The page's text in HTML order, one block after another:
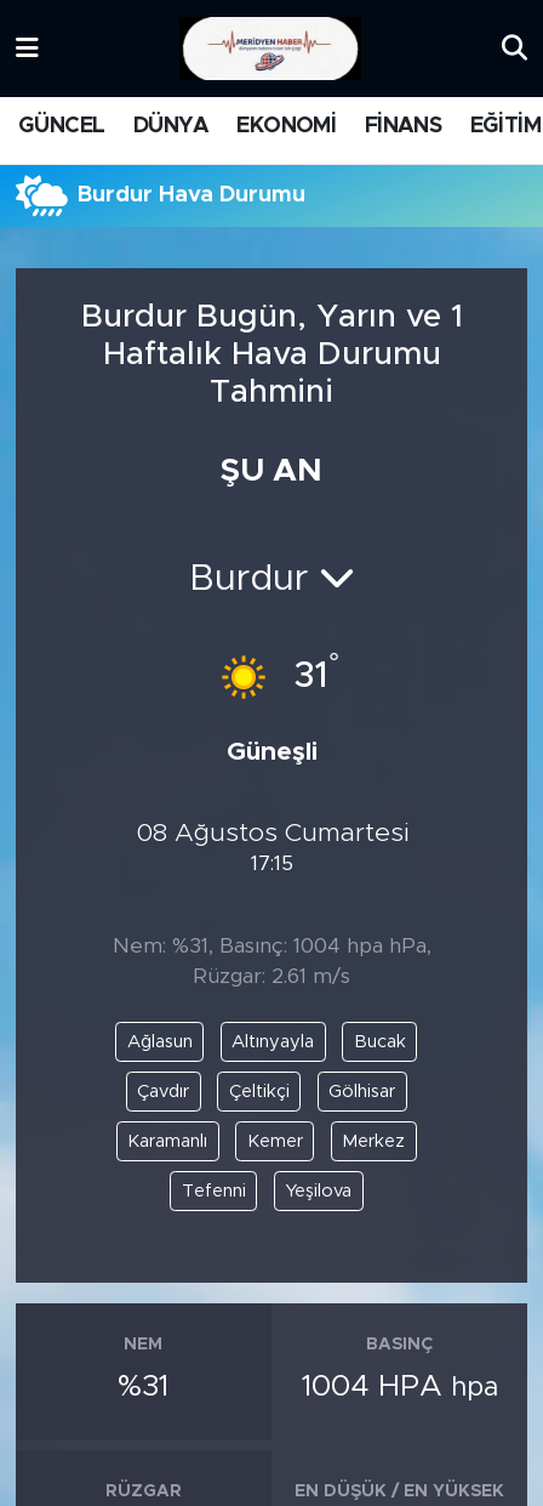
GÜNCEL DÜNYA EKONOMİ FİNANS EĞİTİM
Burdur Hava Durumu
Burdur Bugün, Yarın ve 1
Haftalık Hava Durumu
Tahmini
ŞU AN
Burdur
31 °
Güneşli
08 Ağustos Cumartesi
17:15
Nem: %31, Basınç: 1004 hpa hPa,
Rüzgar: 2.61 m/s
Ağlasun Altınyayla Bucak
Çavdır Çeltikçi Gölhisar
Karamanlı Kemer Merkez
Tefenni Yeşilova
NEM
%31
BASINÇ
1004 HPA hpa
RÜZGAR EN DÜŞÜK / EN YÜKSEK
FİNANS
BİLİM-TEKNOLOJİ
DİNİ
POLİTİKA
EKONOMİ
KÜLTÜR SANAT
TARİH
Süper Lig Puan Durumu ve Fikstür
Tüm Manşetler
Son Dakika Haberleri